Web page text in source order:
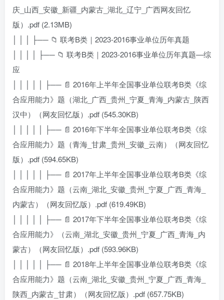
庆_山西_安徽_新疆_内蒙古_湖北_辽宁_广西网友回忆
版）.pdf (2.13MB)
│ │ │ ├── 📁 联考B类｜2023-2016事业单位历年真题
│ │ │ │ ├── 📁 联考B类｜2023-2016事业单位历年真题—综
应
│ │ │ │ │ ├── 📄 2016年上半年全国事业单位联考B类《综
合应用能力》题（湖北_广西_贵州_宁夏_青海_内蒙古_陕西
汉中）（网友回忆版）.pdf (545.30KB)
│ │ │ │ │ ├── 📄 2016年下半年全国事业单位联考B类《综
合应用能力》题（青海_甘肃_贵州_安徽_云南）（网友回忆
版）.pdf (594.65KB)
│ │ │ │ │ ├── 📄 2017年上半年全国事业单位联考B类《综
合应用能力》题（云南_湖北_安徽_贵州_宁夏_广西_青海_
内蒙古）（网友回忆版）.pdf (619.49KB)
│ │ │ │ │ ├── 📄 2017年下半年全国事业单位联考B类《综
合应用能力》（云南_湖北_安徽_贵州_宁夏_广西_青海_内
蒙古）（网友回忆版）.pdf (593.96KB)
│ │ │ │ │ ├── 📄 2018年上半年全国事业单位联考B类《综
合应用能力》题（云南_湖北_安徽_贵州_宁夏_广西_青海_
陕西_内蒙古_甘肃）（网友回忆版）.pdf (657.75KB)